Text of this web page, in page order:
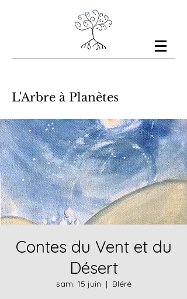
L'Arbre à Planètes
Contes du Vent et du
Désert
sam. 15 juin
  |
Bléré